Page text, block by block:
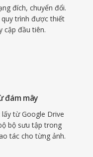
đích, chuyển đổi.
trình được thiết
cập đầu tiên.
đám mây
từ Google Drive
bộ sưu tập trong
tác cho từng ảnh.